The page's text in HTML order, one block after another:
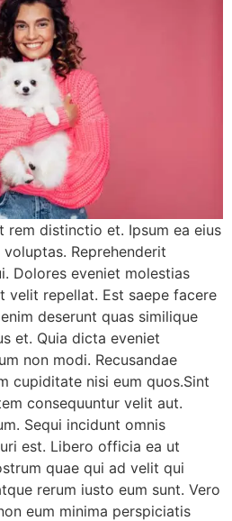
rem distinctio et. Ipsum ea eius
Reprehenderit
Dolores eveniet molestias
velit repellat. Est saepe facere
deserunt quas similique
et. Quia dicta eveniet
non modi. Recusandae
cupiditate nisi eum quos.Sint
consequuntur velit aut.
Sequi incidunt omnis
est. Libero officia ea ut
quae qui ad velit qui
rerum iusto eum sunt. Vero
eum minima perspiciatis